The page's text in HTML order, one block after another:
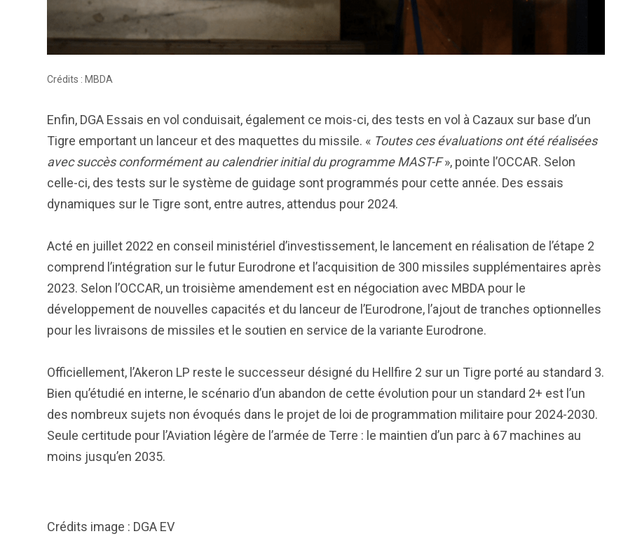
Crédits : MBDA
Enfin, DGA Essais en vol conduisait, également ce mois-ci, des tests en vol à Cazaux sur base d’un
Tigre emportant un lanceur et des maquettes du missile. « Toutes ces évaluations ont été réalisées
avec succès conformément au calendrier initial du programme MAST-F», pointe l’OCCAR. Selon
celle-ci, des tests sur le système de guidage sont programmés pour cette année. Des essais
dynamiques sur le Tigre sont, entre autres, attendus pour 2024.
Acté en juillet 2022 en conseil ministériel d’investissement, le lancement en réalisation de l’étape 2
comprend l’intégration sur le futur Eurodrone et l’acquisition de 300 missiles supplémentaires après
2023. Selon l’OCCAR, un troisième amendement est en négociation avec MBDA pour le
développement de nouvelles capacités et du lanceur de l’Eurodrone, l’ajout de tranches optionnelles
pour les livraisons de missiles et le soutien en service de la variante Eurodrone.
Officiellement, l’Akeron LP reste le successeur désigné du Hellfire 2 sur un Tigre porté au standard 3.
Bien qu’étudié en interne, le scénario d’un abandon de cette évolution pour un standard 2+ est l’un
des nombreux sujets non évoqués dans le projet de loi de programmation militaire pour 2024-2030.
Seule certitude pour l’Aviation légère de l’armée de Terre : le maintien d’un parc à 67 machines au
moins jusqu’en 2035.
Crédits image : DGA EV